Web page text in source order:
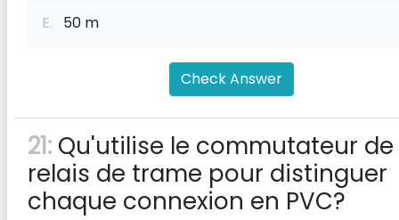
E. 50 m
Check Answer
21: Qu'utilise le commutateur de
relais de trame pour distinguer
chaque connexion en PVC?